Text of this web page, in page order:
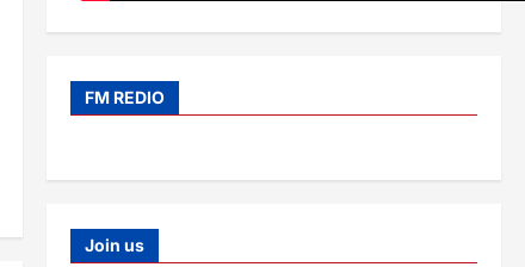
FM REDIO
Join us